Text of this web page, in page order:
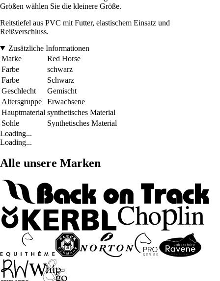
Größen wählen Sie die kleinere Größe.
Reitstiefel aus PVC mit Futter, elastischem Einsatz und
Reißverschluss.
Zusätzliche Informationen
Marke
Red Horse
Farbe
schwarz
Farbe
Schwarz
Geschlecht
Gemischt
Altersgruppe
Erwachsene
Hauptmaterial synthetisches Material
Sohle
Synthetisches Material
Loading...
Loading...
Alle unsere Marken